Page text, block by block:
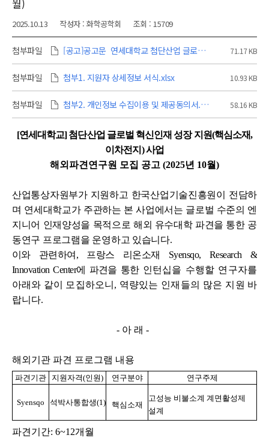
월)
2025.10.13 작성자 : 화학공학회 조회 : 15709
첨부파일 [공고]공고문_연세대학교 첨단산업 글로벌 혁신인재 성장 지원(핵심소재, 이차전지) 사업 해외파견자 모집공고(2025년 10월).pdf 71.17 KB
첨부파일 첨부1. 지원자 상세정보 서식.xlsx 10.93 KB
첨부파일 첨부2. 개인정보 수집이용 및 제공동의서.hwpx 58.16 KB